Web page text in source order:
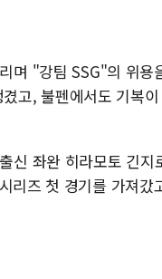
며 "강팀 SSG"의 위
고, 불펜에서도 기복
신 좌완 히라모토 긴
리즈 첫 경기를 가져